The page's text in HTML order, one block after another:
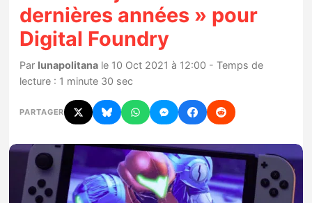
Jeux
Hardware
Mises à jour
Chiffres de ventes
Rumeurs
Nintendo Direct
dernières années » pour
Digital Foundry
Par lunapolitana le 10 Oct 2021 à 12:00 - Temps de
lecture : 1 minute 30 sec
PARTAGER